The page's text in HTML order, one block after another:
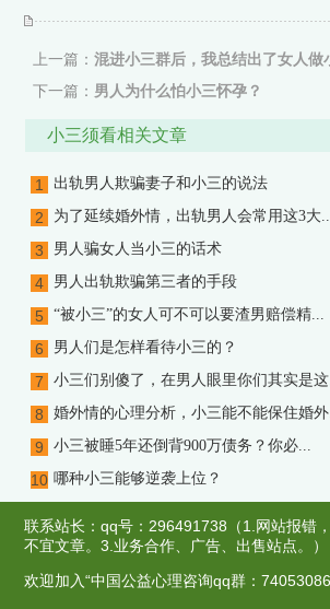
上一篇： 混进小三群后，我总结出了女人做
下一篇： 男人为什么怕小三怀孕？
小三须看相关文章
1 出轨男人欺骗妻子和小三的说法
2 为了延续婚外情，出轨男人会常用这3大
3 男人骗女人当小三的话术
4 男人出轨欺骗第三者的手段
5 “被小三”的女人可不可以要渣男赔偿精...
6 男人们是怎样看待小三的？
7 小三们别傻了，在男人眼里你们其实是
8 婚外情的心理分析，小三能不能保住婚
9 小三被睡5年还倒背900万债务？你必...
10 哪种小三能够逆袭上位？
联系站长：qq号：296491738（1.网站报错
不宜文章。3.业务合作、广告、出售站点。）
欢迎加入“中国公益心理咨询qq群：